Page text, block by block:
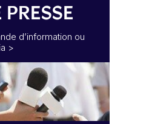
d’information ou
>